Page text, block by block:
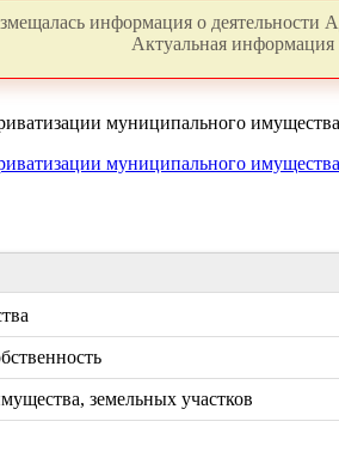
информация о деятельности
Актуальная информация
муниципального
муниципального
земельных участков